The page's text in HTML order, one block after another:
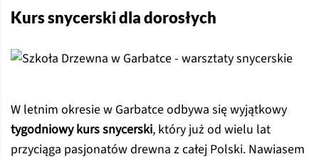
Kurs snycerski dla dorosłych
W letnim okresie w Garbatce odbywa się wyjątkowy
tygodniowy kurs snycerski, który już od wielu lat
przyciąga pasjonatów drewna z całej Polski. Nawiasem